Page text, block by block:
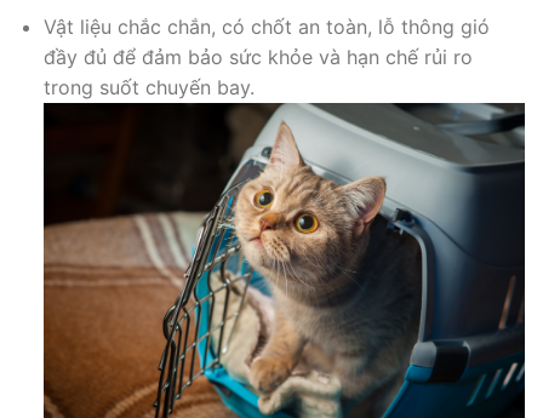
Vật liệu chắc chắn, có chốt an toàn, lỗ thông gió
đầy đủ để đảm bảo sức khỏe và hạn chế rủi ro
trong suốt chuyến bay.